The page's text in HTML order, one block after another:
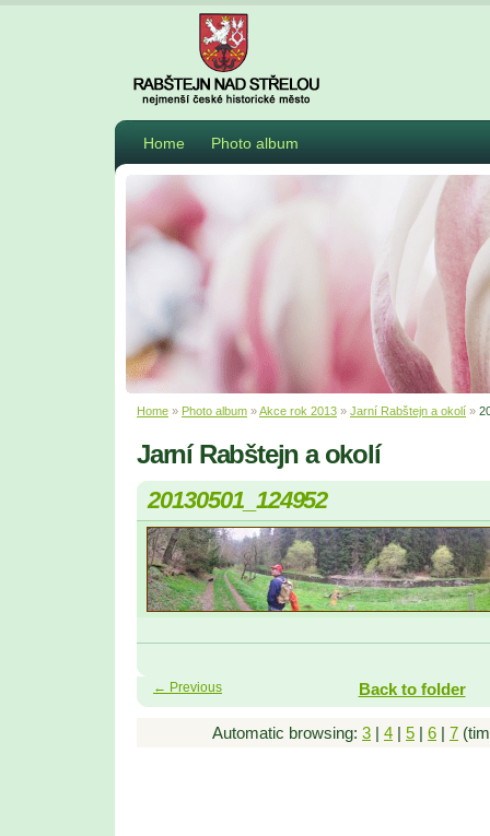
Home Photo album
Home » Photo album »Akce rok 2013 » Jarní Rabštejn a okolí »
Jarní Rabštejn a okolí
20130501_124952
← Previous Back to folder
Automatic browsing: 3 | 4 | 5 | 6 | 7